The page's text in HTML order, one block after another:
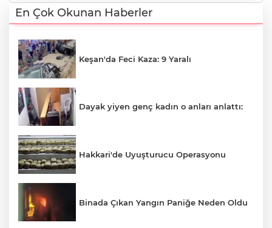
En Çok Okunan Haberler
Keşan'da Feci Kaza: 9 Yaralı
Dayak yiyen genç kadın o anları anlattı:
Hakkari'de Uyuşturucu Operasyonu
Binada Çıkan Yangın Paniğe Neden Oldu